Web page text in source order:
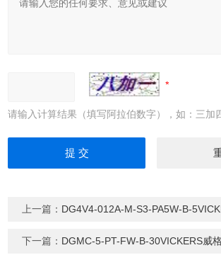
请输入计算结果（填写阿拉伯数字），如：三加
上一篇： DG4V4-012A-M-S3-PA5W-B-5VICKERS威格士四
下一篇： DGMC-5-PT-FW-B-30VICKERS威格